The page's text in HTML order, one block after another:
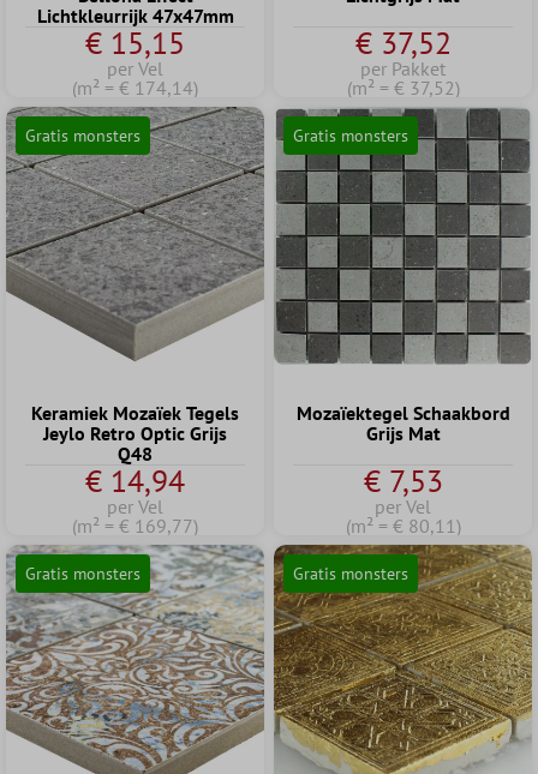
Lichtkleurrijk 47x47mm
€ 15,15
per Vel
(m² = € 174,14)
€ 37,52
per Pakket
(m² = € 37,52)
Gratis monsters
Keramiek Mozaïek Tegels
Jeylo Retro Optic Grijs
Q48
€ 14,94
per Vel
(m² = € 169,77)
Gratis monsters
Mozaïektegel Schaakbord
Grijs Mat
€ 7,53
per Vel
(m² = € 80,11)
Gratis monsters Gratis monsters